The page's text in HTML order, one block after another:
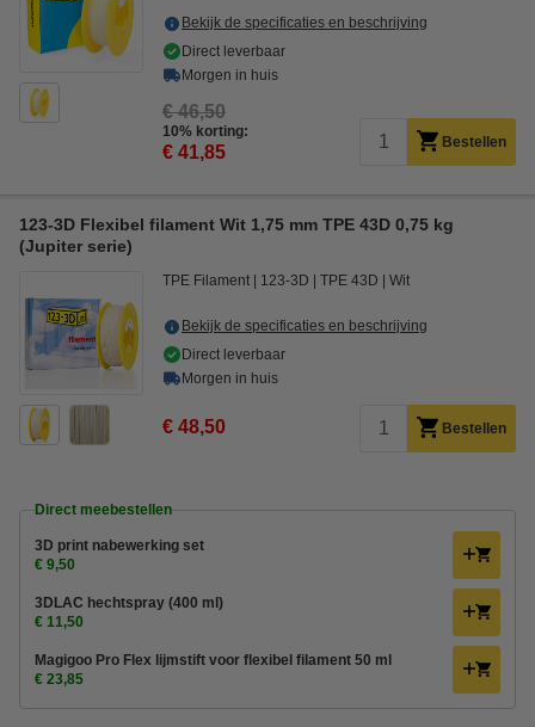
Bekijk de specificaties en beschrijving
Direct leverbaar
Morgen in huis
€ 46,50
10% korting:
€ 41,85 Bestellen
123-3D Flexibel filament Wit 1,75 mm TPE 43D 0,75 kg
(Jupiter serie)
TPE Filament 123-3D TPE 43D Wit
Bekijk de specificaties en beschrijving
Direct leverbaar
Morgen in huis
€ 48,50 Bestellen
Direct meebestellen
3D print nabewerking set
€ 9,50
3DLAC hechtspray (400 ml)
€ 11,50
Magigoo Pro Flex lijmstift voor flexibel filament 50 ml
€ 23,85